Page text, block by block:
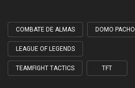
Tagged
with
COMBATE DE ALMAS DOMO
LEAGUE OF LEGENDS
TEAMFIGHT TACTICS TFT